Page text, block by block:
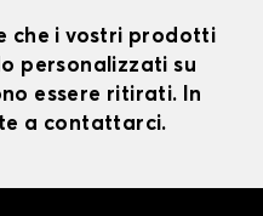
che i vostri prodotti
personalizzati su
essere ritirati. In
a contattarci.